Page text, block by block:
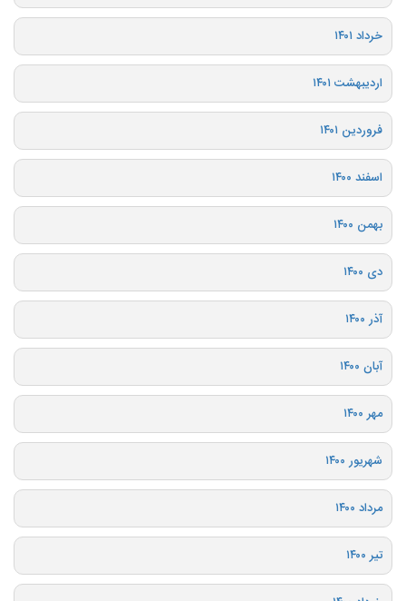
خرداد ۱۴۰۱
اردیبهشت ۱۴۰۱
فروردین ۱۴۰۱
اسفند ۱۴۰۰
بهمن ۱۴۰۰
دی ۱۴۰۰
آذر ۱۴۰۰
آبان ۱۴۰۰
مهر ۱۴۰۰
شهریور ۱۴۰۰
مرداد ۱۴۰۰
تیر ۱۴۰۰